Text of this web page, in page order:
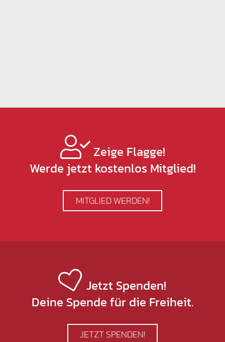
Zeige Flagge!
Werde jetzt kostenlos Mitglied!
MITGLIED WERDEN!
Jetzt Spenden!
Deine Spende für die Freiheit.
JETZT SPENDEN!